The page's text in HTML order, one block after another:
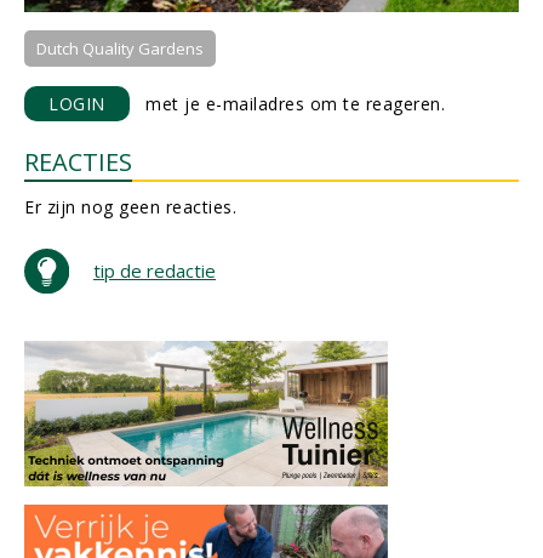
Dutch Quality Gardens
LOGIN met je e-mailadres om te reageren.
REACTIES
Er zijn nog geen reacties.
tip de redactie